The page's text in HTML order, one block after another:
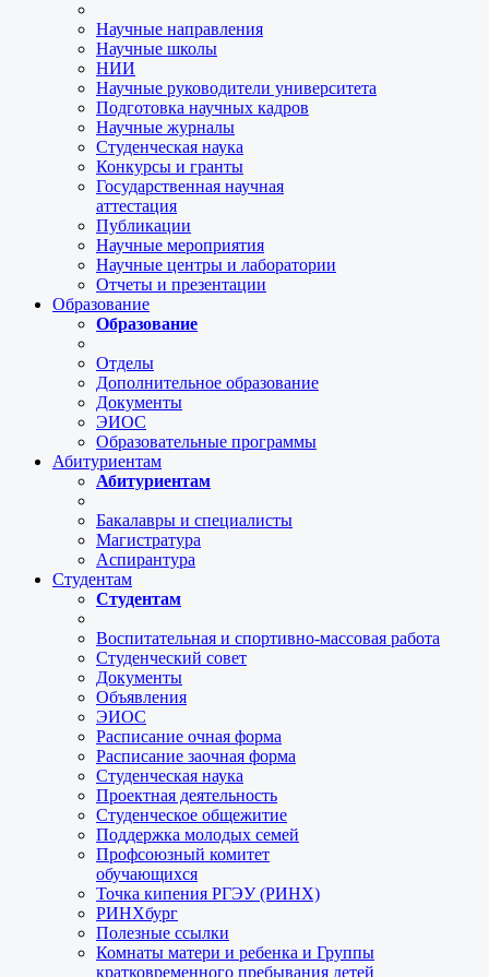
Научные направления
Научные школы
НИИ
Научные руководители университета
Подготовка научных кадров
Научные журналы
Студенческая наука
Конкурсы и гранты
Государственная научная
аттестация
Публикации
Научные мероприятия
Научные центры и лаборатории
Отчеты и презентации
Образование
Образование
Отделы
Дополнительное образование
Документы
ЭИОС
Образовательные программы
Абитуриентам
Абитуриентам
Бакалавры и специалисты
Магистратура
Аспирантура
Студентам
Студентам
Воспитательная и спортивно-массовая работа
Студенческий совет
Документы
Объявления
ЭИОС
Расписание очная форма
Расписание заочная форма
Студенческая наука
Проектная деятельность
Студенческое общежитие
Поддержка молодых семей
Профсоюзный комитет
обучающихся
Точка кипения РГЭУ (РИНХ)
РИНХбург
Полезные ссылки
Комнаты матери и ребенка и Группы
кратковременного пребывания детей